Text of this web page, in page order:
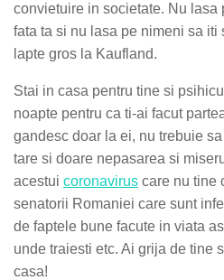
convietuire in societate. Nu lasa
fata ta si nu lasa pe nimeni sa iti
lapte gros la Kaufland.
Stai in casa pentru tine si
noapte pentru ca ti-ai facut
gandesc doar la ei, nu trebuie
tare si doare nepasarea si
acestui coronavirus care nu tine
senatorii Romaniei care sunt
de faptele bune facute in viata
unde traiesti etc. Ai grija de tine
casa!